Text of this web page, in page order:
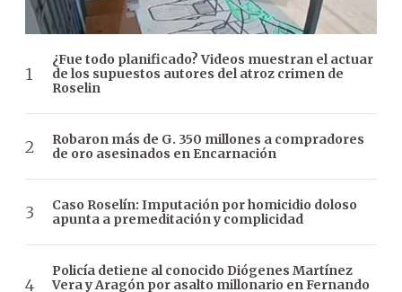
¿Fue todo planificado? Videos muestran el actuar
de los supuestos autores del atroz crimen de
Roselin
Robaron más de G. 350 millones a compradores
de oro asesinados en Encarnación
Caso Roselín: Imputación por homicidio doloso
apunta a premeditación y complicidad
Policía detiene al conocido Diógenes Martínez
Vera y Aragón por asalto millonario en Fernando